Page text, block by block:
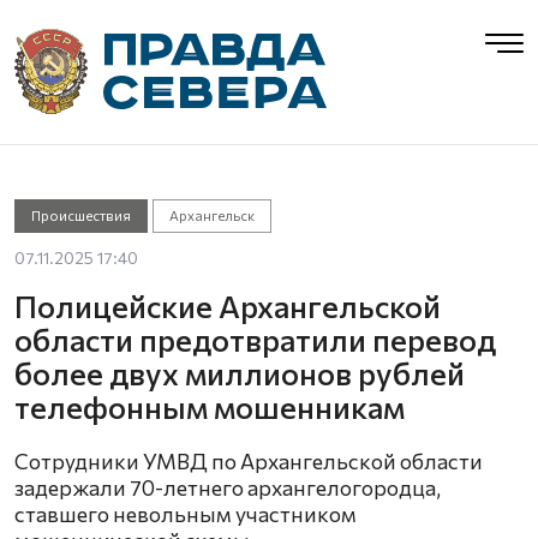
Происшествия Архангельск
07.11.2025 17:40
Полицейские Архангельской
области предотвратили перевод
более двух миллионов рублей
телефонным мошенникам
Сотрудники УМВД по Архангельской области
задержали 70-летнего архангелогородца,
ставшего невольным участником